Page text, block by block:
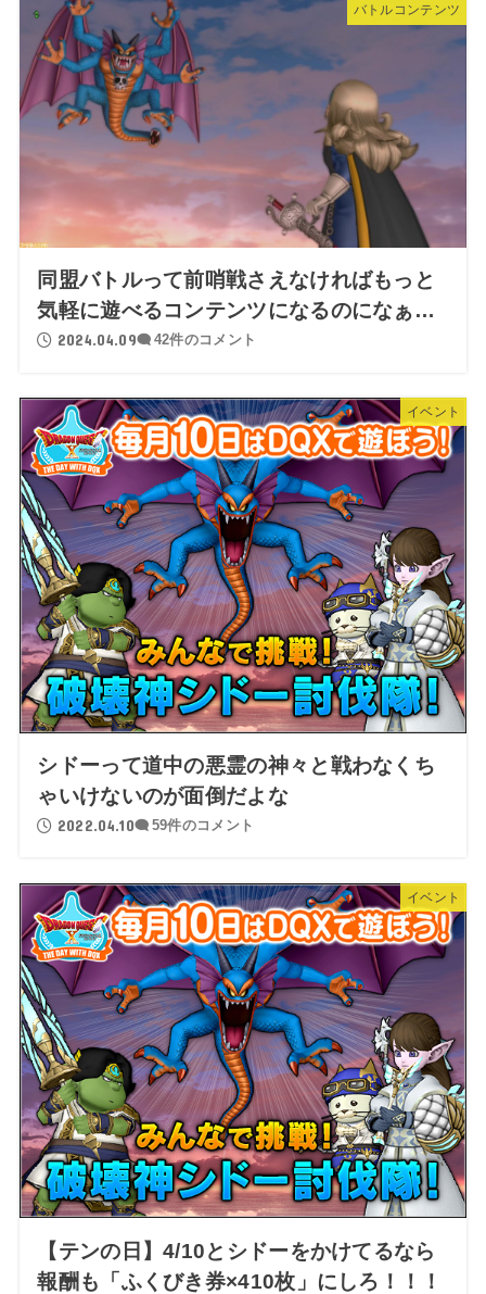
バトルコンテンツ
同盟バトルって前哨戦さえなければもっと
気軽に遊べるコンテンツになるのになぁ…
2024.04.09 42件のコメント
イベント
シドーって道中の悪霊の神々と戦わなくち
ゃいけないのが面倒だよな
2022.04.10 59件のコメント
イベント
【テンの日】4/10とシドーをかけてるなら
報酬も「ふくびき券×410枚」にしろ！！！